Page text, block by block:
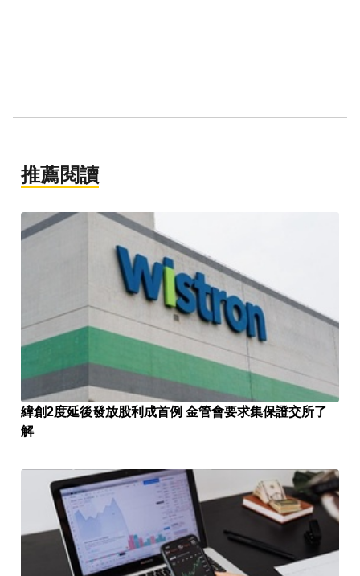
推薦閱讀
緯創2度延後發放股利成首例 金管會要求集保證交所了
解